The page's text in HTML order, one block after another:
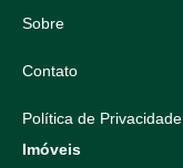
Sobre
Contato
Política de Privacidade
Imóveis